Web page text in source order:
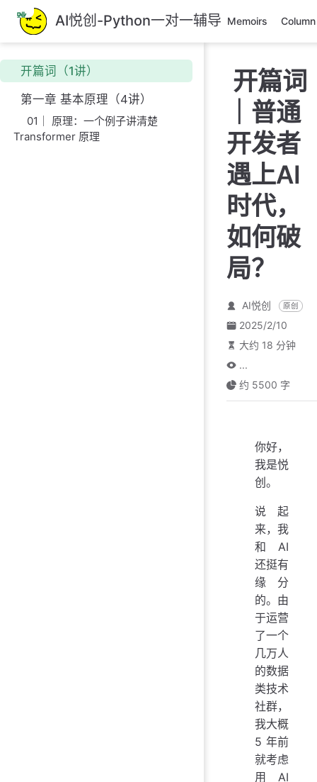
跳
至
主
要
內
容
AI悦创-Python一对一辅导 Memoirs Column
开篇词（1讲）
第一章 基本原理（4讲）
01｜ 原理：一个例子讲清楚
Transformer 原理
开篇词
｜普通
开发者
遇上AI
时代，
如何破
局？
AI悦创 原创
2025/2/10
大约 18 分钟
...
约 5500 字
你好，
我是悦
创。
说起
来，我
和 AI
还挺有
缘分
的。由
于运营
了一个
几万人
的数据
类技术
社群，
我大概
5 年前
就考虑
用 AI